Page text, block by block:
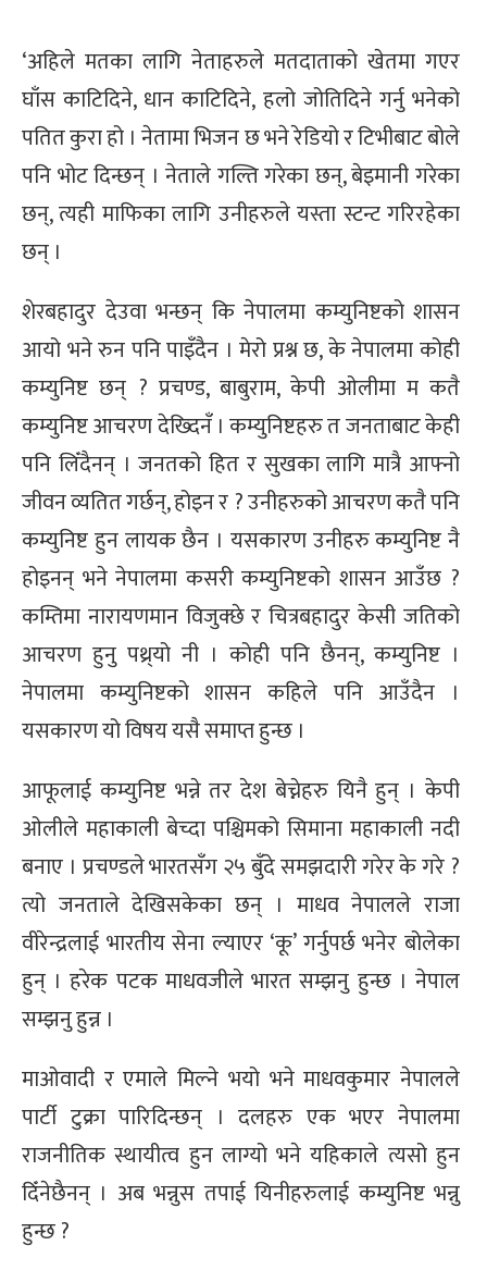
‘अहिले मतका लागि नेताहरुले मतदाताको खेतमा गएर
घाँस काटिदिने, धान काटिदिने, हलो जोतिदिने गर्नु भनेको
पतित कुरा हो । नेतामा भिजन छ भने रेडियो र टिभीबाट बोले
पनि भोट दिन्छन् । नेताले गल्ति गरेका छन्, बेइमानी गरेका
छन्, त्यही माफिका लागि उनीहरुले यस्ता स्टन्ट गरिरहेका
छन् ।
शेरबहादुर देउवा भन्छन् कि नेपालमा कम्युनिष्टको शासन
आयो भने रुन पनि पाइँदैन । मेरो प्रश्न छ, के नेपालमा कोही
कम्युनिष्ट छन् ? प्रचण्ड, बाबुराम, केपी ओलीमा म कतै
कम्युनिष्ट आचरण देख्दिनँ । कम्युनिष्टहरु त जनताबाट केही
पनि लिँदैनन् । जनतको हित र सुखका लागि मात्रै आफ्नो
जीवन व्यतित गर्छन्, होइन र ? उनीहरुको आचरण कतै पनि
कम्युनिष्ट हुन लायक छैन । यसकारण उनीहरु कम्युनिष्ट नै
होइनन् भने नेपालमा कसरी कम्युनिष्टको शासन आउँछ ?
कम्तिमा नारायणमान विजुक्छे र चित्रबहादुर केसी जतिको
आचरण हुनु पथ्र्यो नी । कोही पनि छैनन्, कम्युनिष्ट ।
नेपालमा कम्युनिष्टको शासन कहिले पनि आउँदैन ।
यसकारण यो विषय यसै समाप्त हुन्छ ।
आफूलाई कम्युनिष्ट भन्ने तर देश बेच्नेहरु यिनै हुन् । केपी
ओलीले महाकाली बेच्दा पश्चिमको सिमाना महाकाली नदी
बनाए । प्रचण्डले भारतसँग २५ बुँदे समझदारी गरेर के गरे ?
त्यो जनताले देखिसकेका छन् । माधव नेपालले राजा
वीरेन्द्रलाई भारतीय सेना ल्याएर ‘कू’ गर्नुपर्छ भनेर बोलेका
हुन् । हरेक पटक माधवजीले भारत सम्झनु हुन्छ । नेपाल
सम्झनु हुन्न ।
माओवादी र एमाले मिल्ने भयो भने माधवकुमार नेपालले
पार्टी टुक्रा पारिदिन्छन् । दलहरु एक भएर नेपालमा
राजनीतिक स्थायीत्व हुन लाग्यो भने यहिकाले त्यसो हुन
दिँनेछैनन् । अब भन्नुस तपाई यिनीहरुलाई कम्युनिष्ट भन्नु
हुन्छ ?